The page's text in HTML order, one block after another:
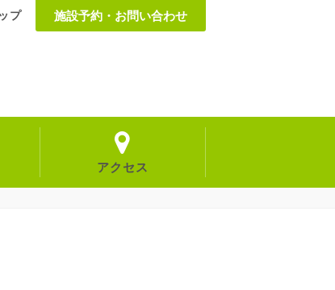
プ 施設予約・お問い合わせ
アクセス